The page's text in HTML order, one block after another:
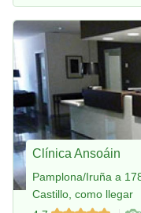
Clínica Ansoáin
Pamplona/Iruña a
Castillo, como llegar